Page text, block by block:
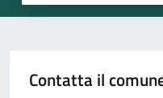
Contatta il